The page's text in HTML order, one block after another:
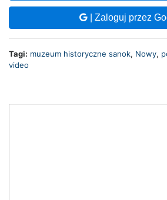
| Zaloguj przez
Tagi: muzeum historyczne sanok, Nowy,
video